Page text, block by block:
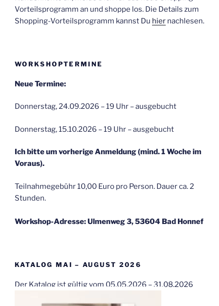
Vorteilsprogramm an und shoppe los. Die Details zum
Shopping-Vorteilsprogramm kannst Du hier nachlesen.
WORKSHOPTERMINE
Neue Termine:
Donnerstag, 24.09.2026 – 19 Uhr – ausgebucht
Donnerstag, 15.10.2026 – 19 Uhr – ausgebucht
Ich bitte um vorherige Anmeldung (mind. 1 Woche im
Voraus).
Teilnahmegebühr 10,00 Euro pro Person. Dauer ca. 2
Stunden.
Workshop-Adresse: Ulmenweg 3, 53604 Bad Honnef
KATALOG MAI – AUGUST 2026
Der Katalog ist gültig vom 05.05.2026 – 31.08.2026